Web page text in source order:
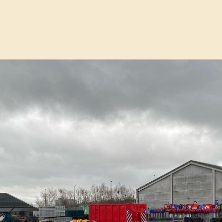
dienst